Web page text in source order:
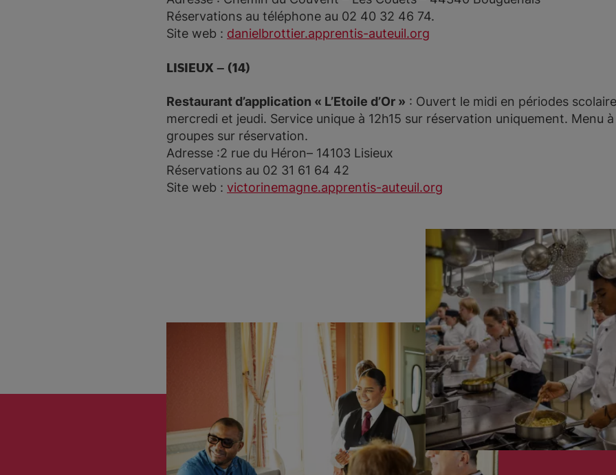
Réservations au téléphone au 02 40 32 46 74.
Site web : danielbrottier.apprentis-auteuil.org
LISIEUX – (14)
Restaurant d’application « L’Etoile d’Or » : Ouvert le midi en périodes
mercredi et jeudi. Service unique à 12h15 sur réservation uniquement. Menu
groupes sur réservation.
Adresse :2 rue du Héron– 14103 Lisieux
Réservations au 02 31 61 64 42
Site web : victorinemagne.apprentis-auteuil.org